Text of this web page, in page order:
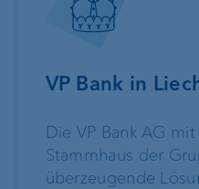
VP Bank in
Die VP Bank AG
Stammhaus der
überzeugende